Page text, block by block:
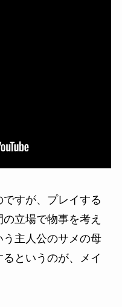
すが、プレイする
立場で物事を考え
主人公のサメの母
というのが、メイ